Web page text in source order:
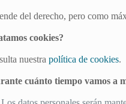
del derecho, pero como
cookies?
nuestrapolítica de cookies.
cuánto tiempo vamos a